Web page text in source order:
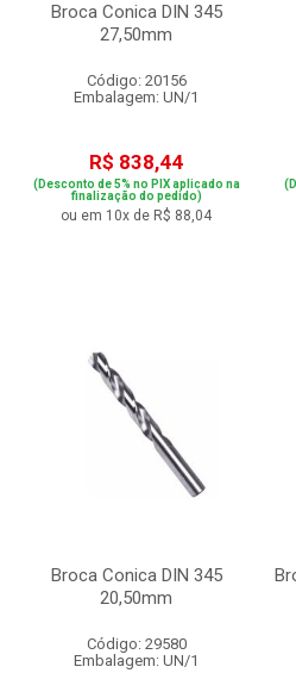
Broca Conica DIN 345
27,50mm
Código: 20156
Embalagem: UN/1
R$ 838,44
(Desconto de 5% no PIX aplicado na
finalização do pedido)
ou em 10x de R$ 88,04
Broca Conica DIN 345
20,50mm
Código: 29580
Embalagem: UN/1